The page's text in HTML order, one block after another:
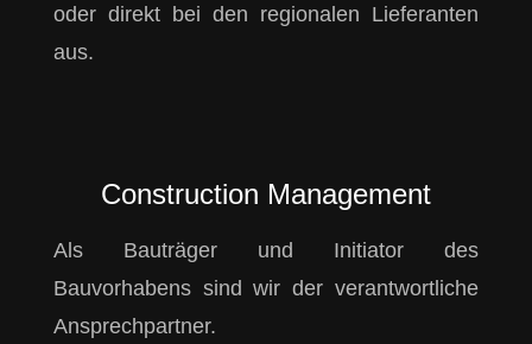
oder direkt bei den regionalen Lieferanten
aus.
Construction Management
Als Bauträger und Initiator des
Bauvorhabens sind wir der verantwortliche
Ansprechpartner.